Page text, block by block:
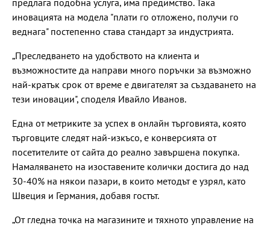
иновацията на модела "плати го отложено, получи го
веднага" постепенно става стандарт за индустрията.
„Преследването на удобството на клиента и
възможностите да направи много поръчки за възможно
най-кратък срок от време е двигателят за създаването на
тези иновации", споделя Ивайло Иванов.
Една от метриките за успех в онлайн търговията, която
търговците следят най-изкъсо, е конверсията от
посетителите от сайта до реално завършена покупка.
Намаляването на изоставените колички достига до над
30-40% на някои пазари, в които методът е узрял, като
Швеция и Германия, добавя гостът.
„От гледна точка на магазините и тяхното управление на